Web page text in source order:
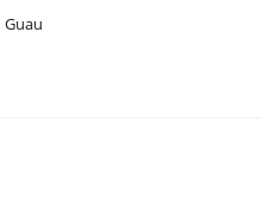
Guau